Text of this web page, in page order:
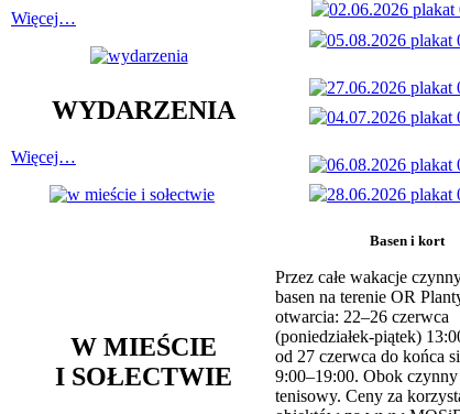
Więcej…
WYDARZENIA
Więcej…
W MIEŚCIE
I SOŁECTWIE
Basen i kort
Przez całe wakacje
basen na terenie OR
otwarcia: 22–26 czerwca
(poniedziałek-piątek)
od 27 czerwca do końca
9:00–19:00. Obok
tenisowy. Ceny za